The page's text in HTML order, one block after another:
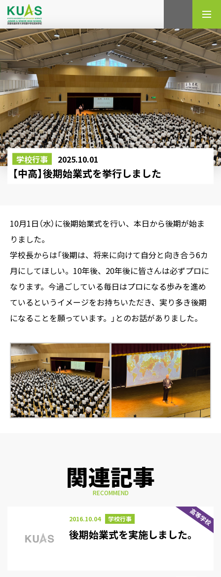
検索
学校行事 2025.10.01
【中高】後期始業式を挙行しました
10月1日（水）に後期始業式を行い、本日から後期が始ま
りました。
学校長からは「後期は、将来に向けて自分と向き合う6カ
月にしてほしい。10年後、20年後に皆さんは必ずプロに
なります。今過ごしている毎日はプロになる歩みを進め
ているというイメージをお持ちいただき、実り多き後期
になることを願っています。」とのお話がありました。
関連記事
RECOMMEND
高等学校
2016.10.04 学校行事
後期始業式を実施しました。